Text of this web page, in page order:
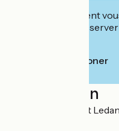
Cet établissement
leur site pour
Téléphoner
Localisation
1037 route de Prat